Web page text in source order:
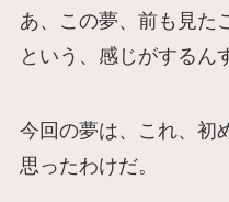
あ、この夢、前も見た
という、感じがするん
今回の夢は、これ、初
思ったわけだ。